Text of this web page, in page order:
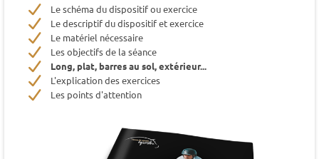
Le schéma du dispositif ou exercice
Le descriptif du dispositif et exercice
Le matériel nécessaire
Les objectifs de la séance
Long, plat, barres au sol, extérieur...
L'explication des exercices
Les points d'attention